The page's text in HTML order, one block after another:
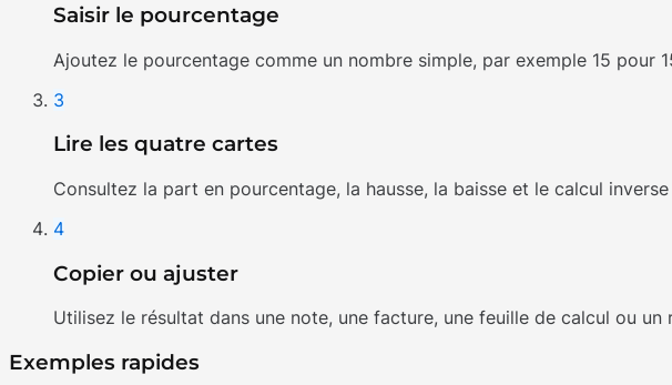
Saisir le pourcentage
Ajoutez le pourcentage comme un nombre simple, par exemple 15 pour
3
Lire les quatre cartes
Consultez la part en pourcentage, la hausse, la baisse et le calcul
4
Copier ou ajuster
Utilisez le résultat dans une note, une facture, une feuille de calcul ou
Exemples rapides